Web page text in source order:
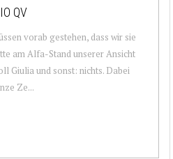
QV
vorab gestehen, dass wir sie
am Alfa-Stand unserer Ansicht
Giulia und sonst: nichts. Dabei
Ze...